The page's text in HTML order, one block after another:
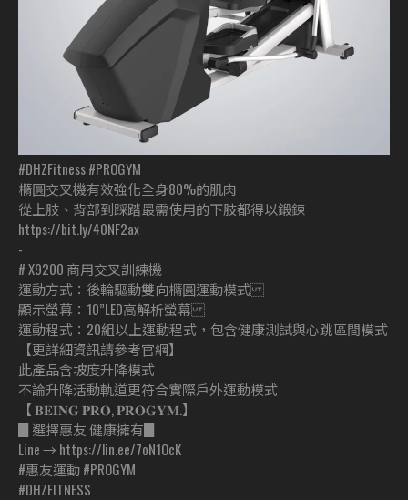
#DHZFitness #PROGYM
橢圓交叉機有效強化全身80%的肌肉
從上肢、背部到踩踏最需使用的下肢都得以鍛鍊
https://bit.ly/40NF2ax
-
# X9200 商用交叉訓練機
運動方式：後輪驅動雙向橢圓運動模式
顯示螢幕：10”LED高解析螢幕
運動程式：20組以上運動程式，包含健康測試與心跳區間模式
【更詳細資訊請參考官網】
此產品含坡度升降模式
不論升降活動軌道更符合實際戶外運動模式
【 𝐁𝐄𝐈𝐍𝐆 𝐏𝐑𝐎, 𝐏𝐑𝐎𝐆𝐘𝐌.】
▊選擇惠友 健康擁有▊
Line → https://lin.ee/7oN1OcK
#惠友運動 #PROGYM
#DHZFITNESS